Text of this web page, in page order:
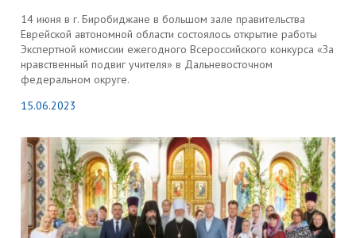
14 июня в г. Биробиджане в большом зале правительства
Еврейской автономной области состоялось открытие работы
Экспертной комиссии ежегодного Всероссийского конкурса «За
нравственный подвиг учителя» в Дальневосточном
федеральном округе.
15.06.2023